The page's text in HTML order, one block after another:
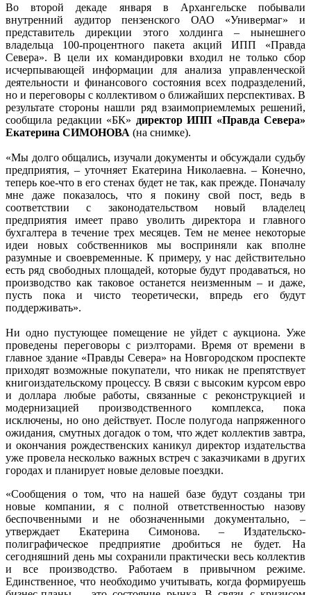
Во второй декаде января в Архангельске побывали
внутренний аудитор пензенского ОАО «Универмаг» и
представитель дирекции этого холдинга – нынешнего
владельца 100-процентного пакета акций ИПП «Правда
Севера». В цели их командировки входил не только сбор
исчерпывающей информации для анализа управленческой
деятельности и финансового состояния всех подразделений,
но и переговоры с коллективом о ближайших перспективах. В
результате стороны нашли ряд взаимоприемлемых решений,
сообщила редакции «БК» директор ИПП «Правда Севера»
Екатерина СИМОНОВА (на снимке).
«Мы долго общались, изучали документы и обсуждали судьбу
предприятия, – уточняет Екатерина Николаевна. – Конечно,
теперь кое-что в его стенах будет не так, как прежде. Поначалу
мне даже показалось, что я покину свой пост, ведь в
соответствии с законодательством новый владелец
предприятия имеет право уволить директора и главного
бухгалтера в течение трех месяцев. Тем не менее некоторые
идеи новых собственников мы восприняли как вполне
разумные и своевременные. К примеру, у нас действительно
есть ряд свободных площадей, которые будут продаваться, но
производство как таковое останется неизменным – и даже,
пусть пока и чисто теоретически, впредь его будут
поддерживать».
Ни одно пустующее помещение не уйдет с аукциона. Уже
проведены переговоры с риэлторами. Время от времени в
главное здание «Правды Севера» на Новгородском проспекте
приходят возможные покупатели, что никак не препятствует
книгоиздательскому процессу. В связи с высоким курсом евро
и доллара любые работы, связанные с реконструкцией и
модернизацией производственного комплекса, пока
исключены, но оно действует. После полугода напряженного
ожидания, смутных догадок о том, что ждет коллектив завтра,
и окончания рождественских каникул директор издательства
уже провела несколько важных встреч с заказчиками в других
городах и планирует новые деловые поездки.
«Сообщения о том, что на нашей базе будут созданы три
новые компании, я с полной ответственностью назову
беспочвенными и не обозначенными документально, –
утверждает Екатерина Симонова. – Издательско-
полиграфическое предприятие дробиться не будет. На
сегодняшний день мы сохранили практически весь коллектив
и все производство. Работаем в привычном режиме.
Единственное, что необходимо учитывать, когда формируешь